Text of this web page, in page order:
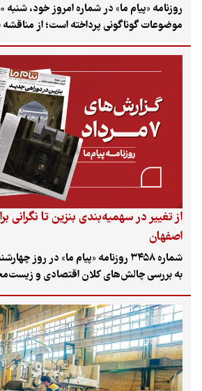
موضوعات گوناگونی پرداخته است؛ از
در شاهرود و تأثیر آن بر منابع آبی منطقه
صنعت هتلداری کشور به دلیل تورم و
همچنین به حملات به مناطق مسکونی در
زنجان ناشی از استفاده از فاضلاب در مزارع،
روشنفکران از جامعه اشاره شده است.
از تغییر در سهمیه‌بندی بنزین تا نگرانی
اصفهان
به بررسی چالش‌های کلان اقتصادی و
جزئیات تغییر در سهمیه دوم بنزین و ابهام
پرمصرف تا نگرانی از عبور متروی اصفهان از
آلودگی تالاب اینچه با پساب‌های صنعتی.